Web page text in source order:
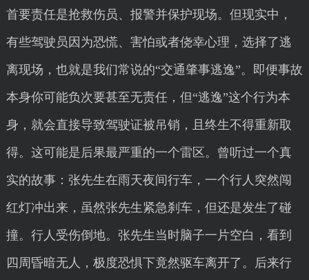
首要责任是抢救伤员、报警并保护现场。但现实中，
有些驾驶员因为恐慌、害怕或者侥幸心理，选择了逃
离现场，也就是我们常说的“交通肇事逃逸”。即便事故
本身你可能负次要甚至无责任，但“逃逸”这个行为本
身，就会直接导致驾驶证被吊销，且终生不得重新取
得。这可能是后果最严重的一个雷区。曾听过一个真
实的故事：张先生在雨天夜间行车，一个行人突然闯
红灯冲出来，虽然张先生紧急刹车，但还是发生了碰
撞。行人受伤倒地。张先生当时脑子一片空白，看到
四周昏暗无人，极度恐惧下竟然驱车离开了。后来行